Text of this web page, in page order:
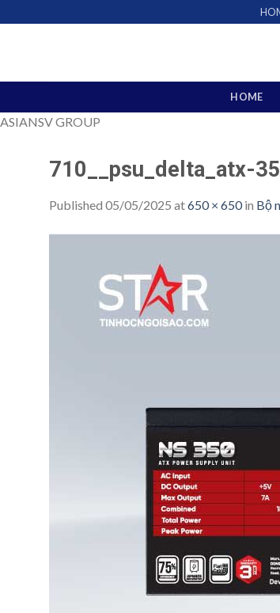
to
HOME
ASIANSV GROUP
710__psu_delta_atx-
Published 05/05/2025 at650 × 650in Bộ